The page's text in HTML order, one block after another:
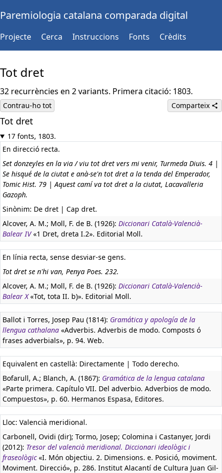
Paremiologia catalana comparada digital
Projecte Cerca Instruccions Fonts Crèdits
Tot dret
32 recurrències en 2 variants. Primera citació: 1803.
Contrau-ho tot Comparteix
Tot dret
17 fonts, 1803.
En direcció recta.
Set donzeyles en la via / viu tot dret vers mi venir, Turmeda Diuis. 4 |
Se hisqué de la ciutat e anà-se'n tot dret a la tenda del Emperador,
Tomic Hist. 79 | Aquest camí va tot dret a la ciutat, Lacavalleria
Gazoph.
Sinònim: De dret | Cap dret.
Alcover, A. M.; Moll, F. de B. (1926): Diccionari Català-Valencià-
Balear IV«1 Dret, dreta I.2». Editorial Moll.
En línia recta, sense desviar-se gens.
Tot dret se n'hi van, Penya Poes. 232.
Alcover, A. M.; Moll, F. de B. (1926): Diccionari Català-Valencià-
Balear X«Tot, tota II. b)». Editorial Moll.
Ballot i Torres, Josep Pau (1814): Gramática y apología de la
llengua cathalana «Adverbis. Adverbis de modo. Composts ó
frases adverbials», p. 94. Web.
Equivalent en castellà: Directamente | Todo derecho.
Bofarull, A.; Blanch, A. (1867): Gramática de la lengua catalana
«Parte primera. Capítulo VII. Del adverbio. Adverbios de modo.
Compuestos», p. 60. Hermanos Espasa, Editores.
Lloc: Valencià meridional.
Carbonell, Ovidi (dir); Tormo, Josep; Colomina i Castanyer, Jordi
(2012): Tresor del valencià meridional. Diccionari ideològic i
fraseològic«I. Món objectiu. 2. Dimensions. e. Posició, moviment.
Moviment. Direcció», p. 286. Institut Alacantí de Cultura Juan Gil-